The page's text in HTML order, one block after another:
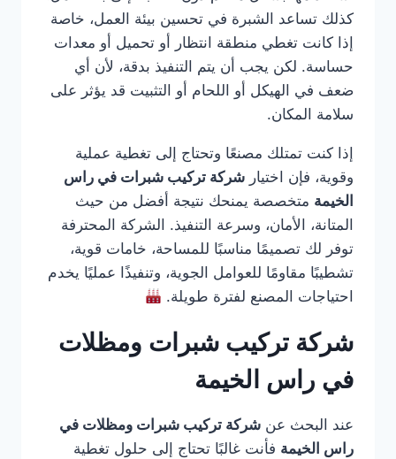
كذلك تساعد الشبرة في تحسين بيئة العمل، خاصة
إذا كانت تغطي منطقة انتظار أو تحميل أو معدات
حساسة. لكن يجب أن يتم التنفيذ بدقة، لأن أي
ضعف في الهيكل أو اللحام أو التثبيت قد يؤثر على
سلامة المكان.
إذا كنت تمتلك مصنعًا وتحتاج إلى تغطية عملية
وقوية، فإن اختيار شركة تركيب شبرات في راس
الخيمة متخصصة يمنحك نتيجة أفضل من حيث
المتانة، الأمان، وسرعة التنفيذ. الشركة المحترفة
توفر لك تصميمًا مناسبًا للمساحة، خامات قوية،
تشطيبًا مقاومًا للعوامل الجوية، وتنفيذًا عمليًا يخدم
احتياجات المصنع لفترة طويلة.
شركة تركيب شبرات ومظلات
في راس الخيمة
عند البحث عن شركة تركيب شبرات ومظلات في
راس الخيمة فأنت غالبًا تحتاج إلى حلول تغطية